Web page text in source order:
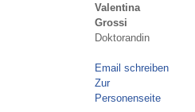
Valentina
Grossi
Doktorandin
Email schreiben
Zur
Personenseite